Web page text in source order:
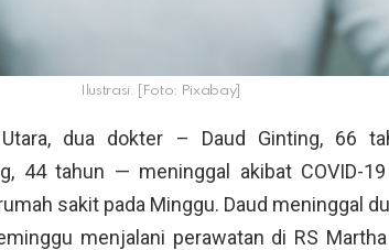
Ilustrasi. [Foto: Pixabay]
dua dokter – Daud Ginting, 66
44 tahun — meninggal akibat COVID-
sakit pada Minggu. Daud meninggal
menjalani perawatan di RS